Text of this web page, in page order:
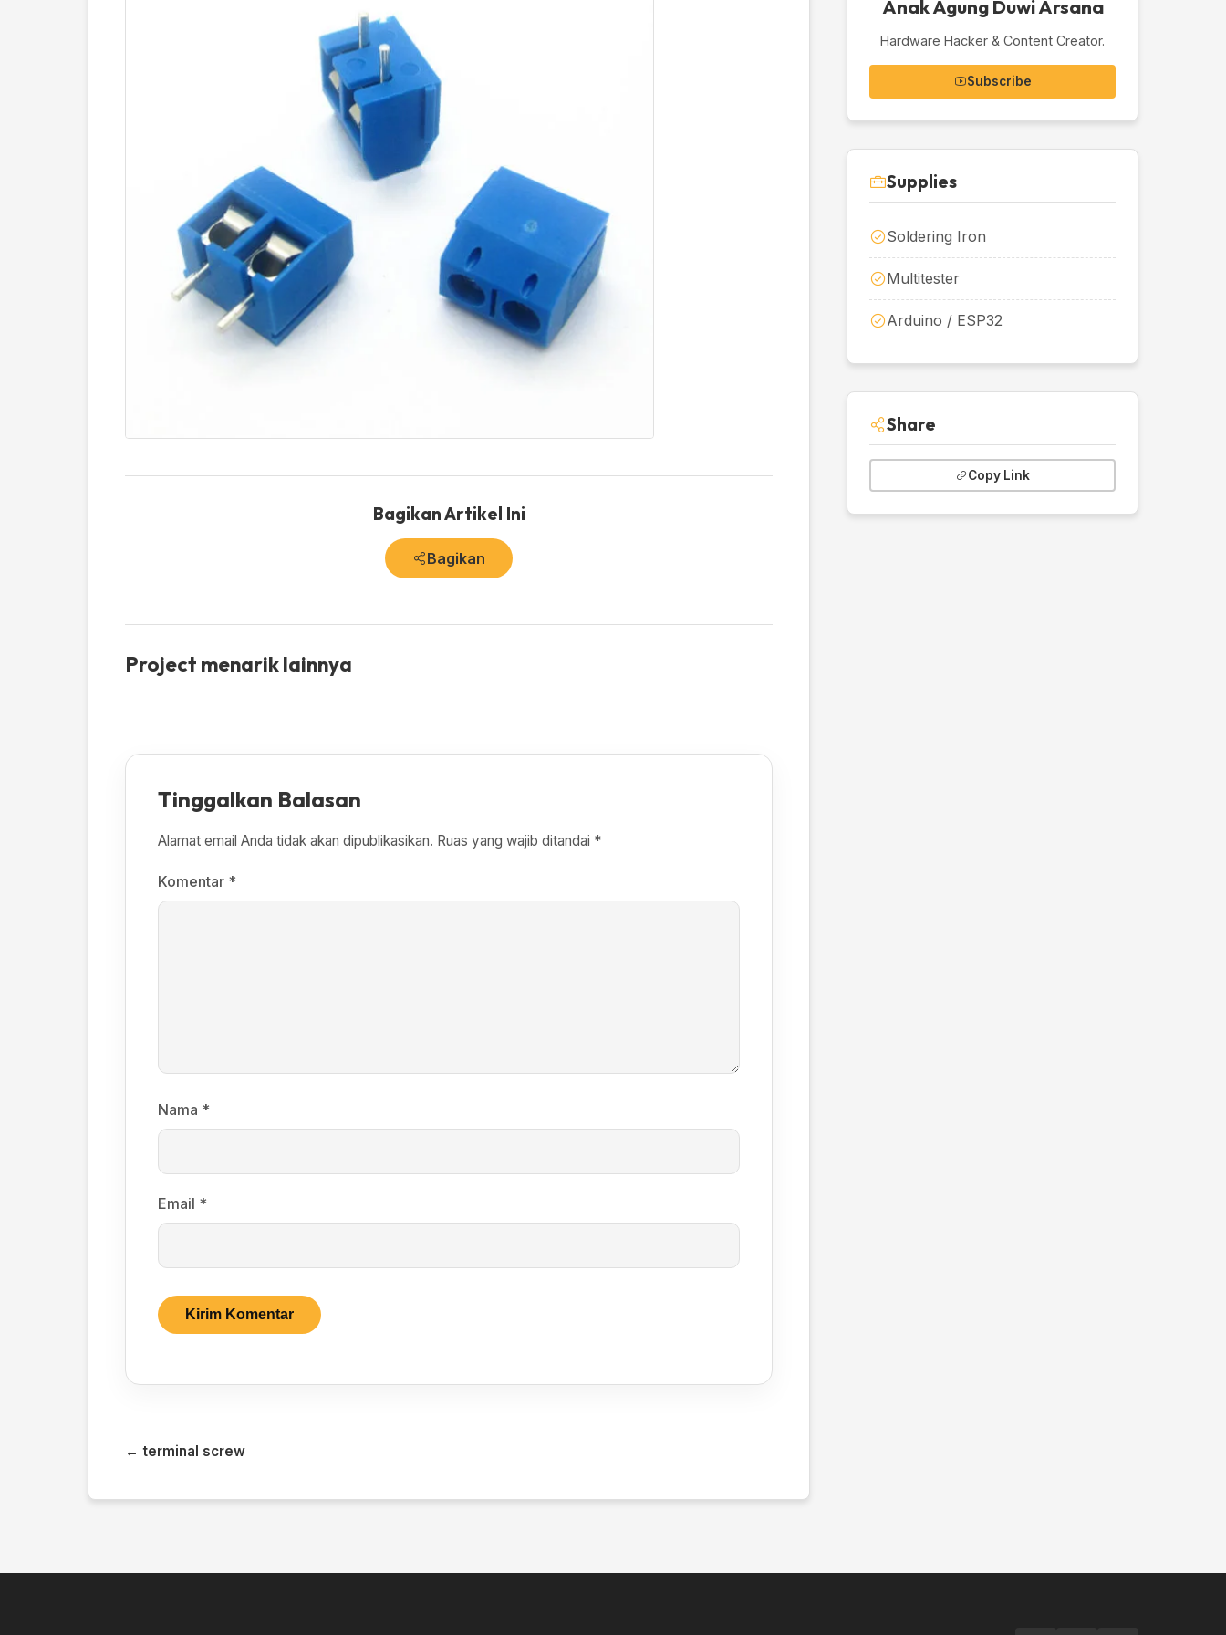
Bagikan Artikel Ini
Bagikan
Project menarik lainnya
Tinggalkan Balasan
Alamat email Anda tidak akan dipublikasikan. Ruas yang wajib ditandai *
Komentar *
Nama *
Email *
← terminal screw
Anak Agung Duwi Arsana
Hardware Hacker & Content Creator.
Subscribe
Supplies
Soldering Iron
Multitester
Arduino / ESP32
Share
Copy Link